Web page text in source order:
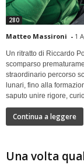
280
Matteo Massironi - 1
Un ritratto di Riccardo
scomparso
straordinario percorso
lunari, fino alla
saputo unire rigore,
Continua a leggere
Una volta